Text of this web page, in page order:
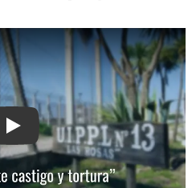
Play: “El encierro ya es suficiente